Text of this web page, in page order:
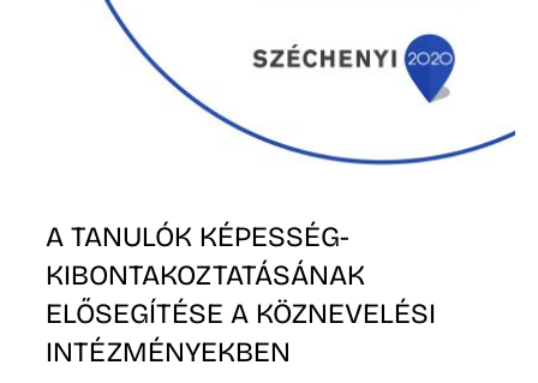
A TANULÓK KÉPESSÉG­
KIBONTAKOZTATÁSÁNAK
ELŐSEGÍTÉSE A KÖZNEVELÉSI
INTÉZMÉNYEKBEN